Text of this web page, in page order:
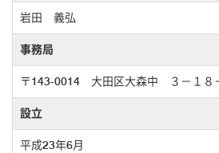
岩田 義弘
事務局
〒143-0014 大田区大森中 ３
設立
平成23年6月